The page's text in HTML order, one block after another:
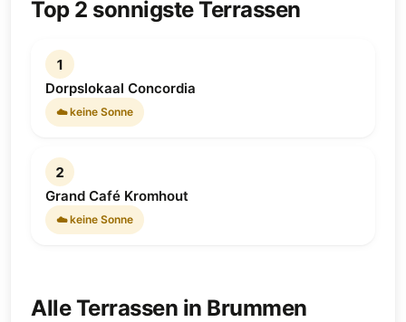
Top 2 sonnigste Terrassen
1
Dorpslokaal Concordia
☁️ keine Sonne
2
Grand Café Kromhout
☁️ keine Sonne
Alle Terrassen in Brummen